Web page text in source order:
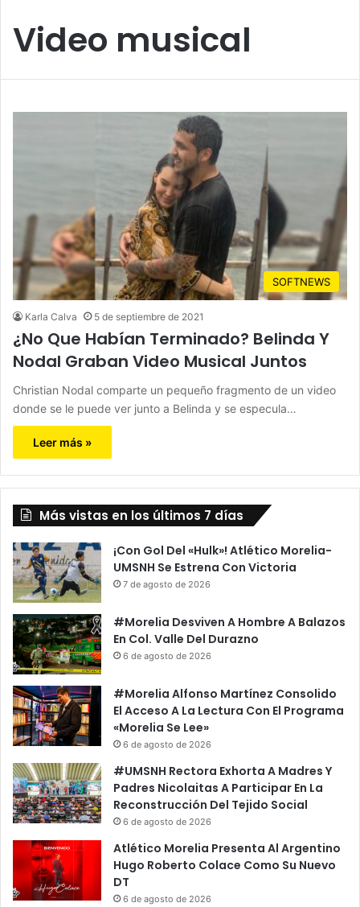
Video musical
SOFTNEWS
Karla Calva 5 de septiembre de 2021
¿No Que Habían Terminado? Belinda Y
Nodal Graban Video Musical Juntos
Christian Nodal comparte un pequeño fragmento de un video
donde se le puede ver junto a Belinda y se especula…
Leer más »
Más vistas en los últimos 7 días
¡Con Gol Del «Hulk»! Atlético Morelia-
UMSNH Se Estrena Con Victoria
7 de agosto de 2026
#Morelia Desviven A Hombre A Balazos
En Col. Valle Del Durazno
6 de agosto de 2026
#Morelia Alfonso Martínez Consolido
El Acceso A La Lectura Con El Programa
«Morelia Se Lee»
6 de agosto de 2026
#UMSNH Rectora Exhorta A Madres Y
Padres Nicolaitas A Participar En La
Reconstrucción Del Tejido Social
6 de agosto de 2026
Atlético Morelia Presenta Al Argentino
Hugo Roberto Colace Como Su Nuevo
DT
6 de agosto de 2026